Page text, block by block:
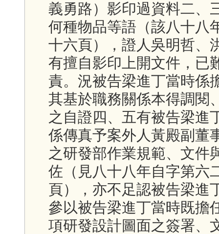
義勇路）影印過資料二、
何種物品等語（該八十八
十六頁），證人吳明哲、
有擅自影印上開文件，已
責。況被告梁進丁當時係
其基於職務關係本得調閱
之自證四、五有被告梁進
係傳真予案外人黃殿副董
之研發部作業規範、文件
佐（見八十八年自字第六
頁），亦不足認被告梁進
參以被告梁進丁當時既擔
項研發設計圖面之簽署、